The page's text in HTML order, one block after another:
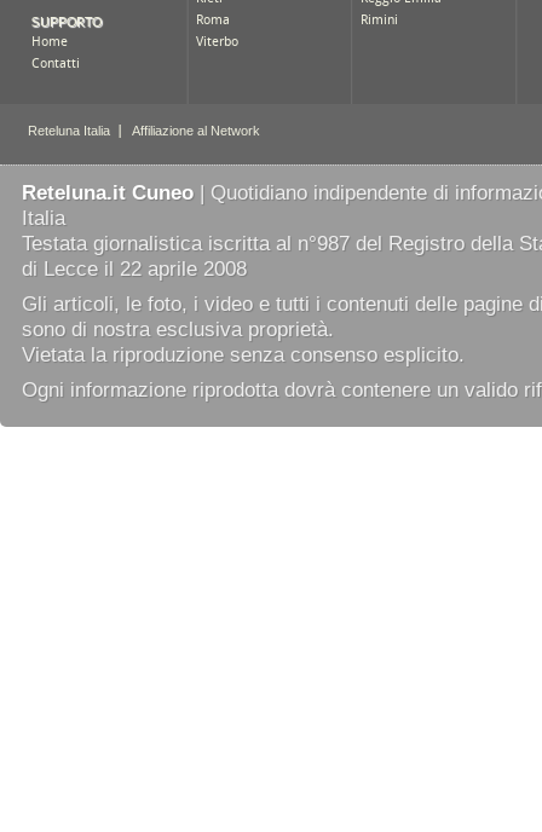
Reteluna.it Cuneo | Quotidiano indipendente di
Italia
Testata giornalistica iscritta al n°987 del Registro della
di Lecce il 22 aprile 2008
Gli articoli, le foto, i video e tutti i contenuti delle pagine
sono di nostra esclusiva proprietà.
Vietata la riproduzione senza consenso esplicito.
Ogni informazione riprodotta dovrà contenere un valido